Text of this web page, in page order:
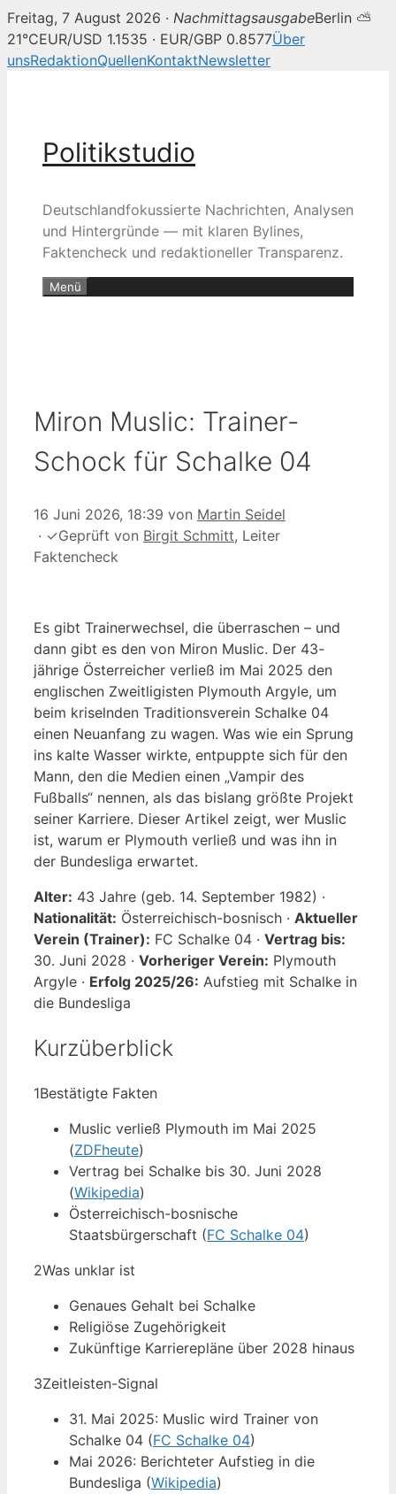
Freitag, 7 August 2026 · NachmittagsausgabeBerlin ⛅
21°CEUR/USD 1.1535 · EUR/GBP 0.8577Über
unsRedaktionQuellenKontaktNewsletter
Politikstudio
Deutschlandfokussierte Nachrichten, Analysen
und Hintergründe — mit klaren Bylines,
Faktencheck und redaktioneller Transparenz.
Menü
Miron Muslic: Trainer-
Schock für Schalke 04
16 Juni 2026, 18:39 von Martin Seidel
· ✓Geprüft von Birgit Schmitt, Leiter
Faktencheck
Es gibt Trainerwechsel, die überraschen – und
dann gibt es den von Miron Muslic. Der 43-
jährige Österreicher verließ im Mai 2025 den
englischen Zweitligisten Plymouth Argyle, um
beim kriselnden Traditionsverein Schalke 04
einen Neuanfang zu wagen. Was wie ein Sprung
ins kalte Wasser wirkte, entpuppte sich für den
Mann, den die Medien einen „Vampir des
Fußballs“ nennen, als das bislang größte Projekt
seiner Karriere. Dieser Artikel zeigt, wer Muslic
ist, warum er Plymouth verließ und was ihn in
der Bundesliga erwartet.
Alter: 43 Jahre (geb. 14. September 1982) ·
Nationalität: Österreichisch-bosnisch · Aktueller
Verein (Trainer): FC Schalke 04 · Vertrag bis:
30. Juni 2028 · Vorheriger Verein: Plymouth
Argyle · Erfolg 2025/26: Aufstieg mit Schalke in
die Bundesliga
Kurzüberblick
1Bestätigte Fakten
Muslic verließ Plymouth im Mai 2025
(ZDFheute)
Vertrag bei Schalke bis 30. Juni 2028
(Wikipedia)
Österreichisch-bosnische
Staatsbürgerschaft (FC Schalke 04)
2Was unklar ist
Genaues Gehalt bei Schalke
Religiöse Zugehörigkeit
Zukünftige Karrierepläne über 2028 hinaus
3Zeitleisten-Signal
31. Mai 2025: Muslic wird Trainer von
Schalke 04 (FC Schalke 04)
Mai 2026: Berichteter Aufstieg in die
Bundesliga (Wikipedia)